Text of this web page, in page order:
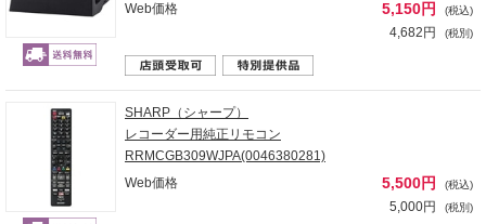
Web価格
5,150円 (税込)
4,682円 (税別)
SHARP（シャープ）
レコーダー用純正リモコン
RRMCGB309WJPA(0046380281)
Web価格
5,500円 (税込)
5,000円 (税別)